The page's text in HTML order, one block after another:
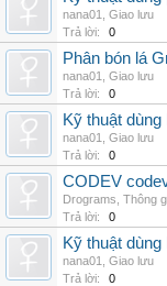
nana01
Giao lưu
Trả lời:
0
Phân bón lá
nana01
Giao lưu
Trả lời:
0
Kỹ thuật
nana01
Giao lưu
Trả lời:
0
CODEV
Drograms Thông
Trả lời:
0
Kỹ thuật
nana01
Giao lưu
Trả lời:
0